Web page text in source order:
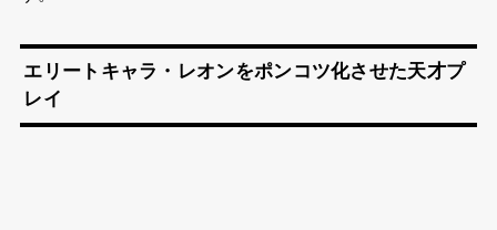
エリートキャラ・レオンをポンコツ化させた天才プ
レイ